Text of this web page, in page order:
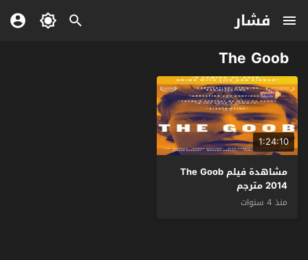
فشار
The Goob
1:24:10
مشاهدة فيلم The Goob
2014 مترجم
منذ 4 سنوات